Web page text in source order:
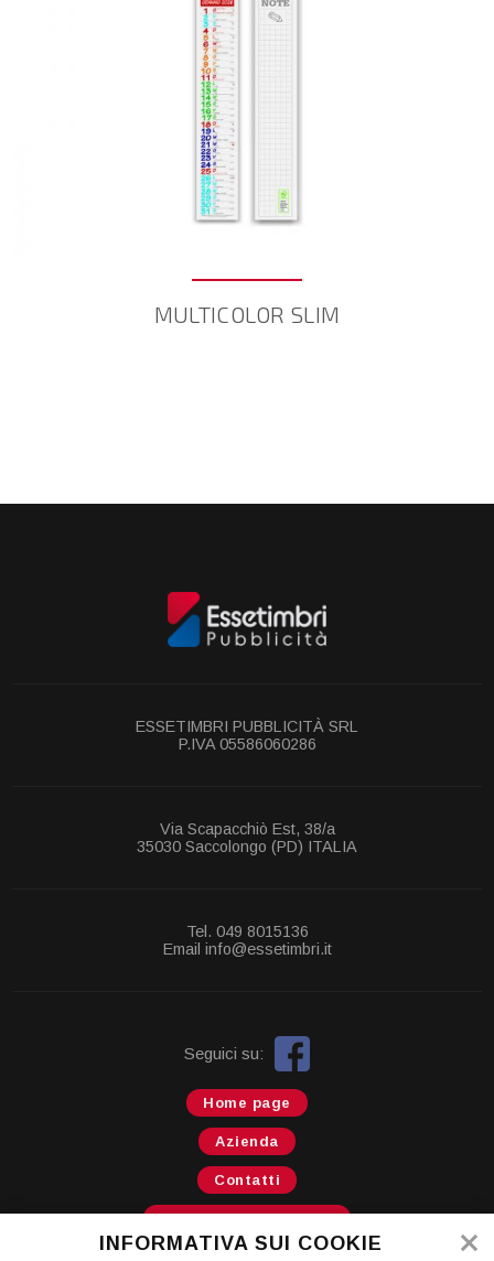
MULTICOLOR SLIM
ESSETIMBRI PUBBLICITÀ SRL
P.IVA 05586060286
Via Scapacchiò Est, 38/a
35030 Saccolongo (PD) ITALIA
Tel. 049 8015136
Email info@essetimbri.it
Seguici su:
Home page
Azienda
Contatti
Informativa sui cookie
INFORMATIVA SUI COOKIE